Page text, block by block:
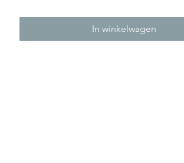
In winkelwagen